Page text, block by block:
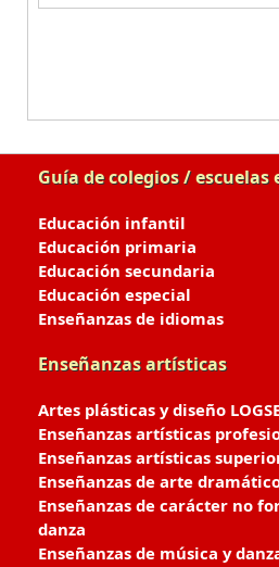
Guía de colegios / escuelas
Educación infantil
Educación primaria
Educación secundaria
Educación especial
Enseñanzas de idiomas
Enseñanzas artísticas
Artes plásticas y diseño
Enseñanzas artísticas
Enseñanzas artísticas
Enseñanzas de arte dramático
Enseñanzas de carácter no
danza
Enseñanzas de música y